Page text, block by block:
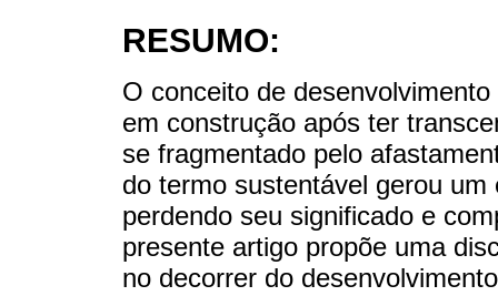
RESUMO:
O conceito de
em construção após ter
se fragmentado pelo
do termo sustentável gerou
perdendo seu significado e
presente artigo propõe uma
no decorrer do